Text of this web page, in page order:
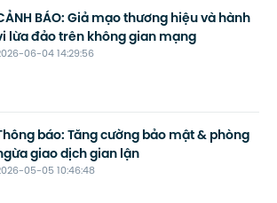
06-04 14:29:56
BÁO: Giả mạo thương hiệu và hành
lừa đảo trên không gian mạng
05-05 10:46:48
báo: Tăng cường bảo mật & phòng
giao dịch gian lận